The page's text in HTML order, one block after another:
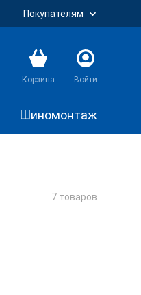
Покупателям
Корзина Войти
Шиномонтаж
7 товаров